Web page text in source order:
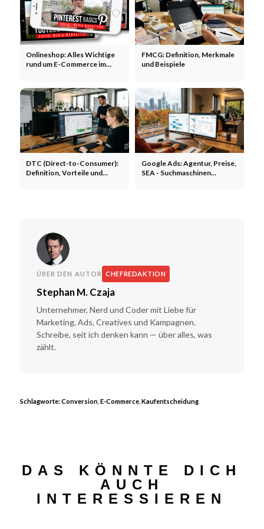
Onlineshop: Alles Wichtige
rund um E-Commerce im
FMCG: Definition, Merkmale
und Beispiele
DTC (Direct-to-Consumer):
Definition, Vorteile und
Google Ads: Agentur, Preise,
SEA - Suchmaschinen
ÜBER DEN AUTOR CHEFREDAKTION
Stephan M. Czaja
Unternehmer, Nerd und Coder mit Liebe für
Marketing, Ads, Creatives und Kampagnen.
Schreibe, seit ich denken kann — über alles, was
zählt.
Schlagworte:Conversion, E-Commerce, Kaufentscheidung
DAS KÖNNTE DICH
AUCH
INTERESSIEREN